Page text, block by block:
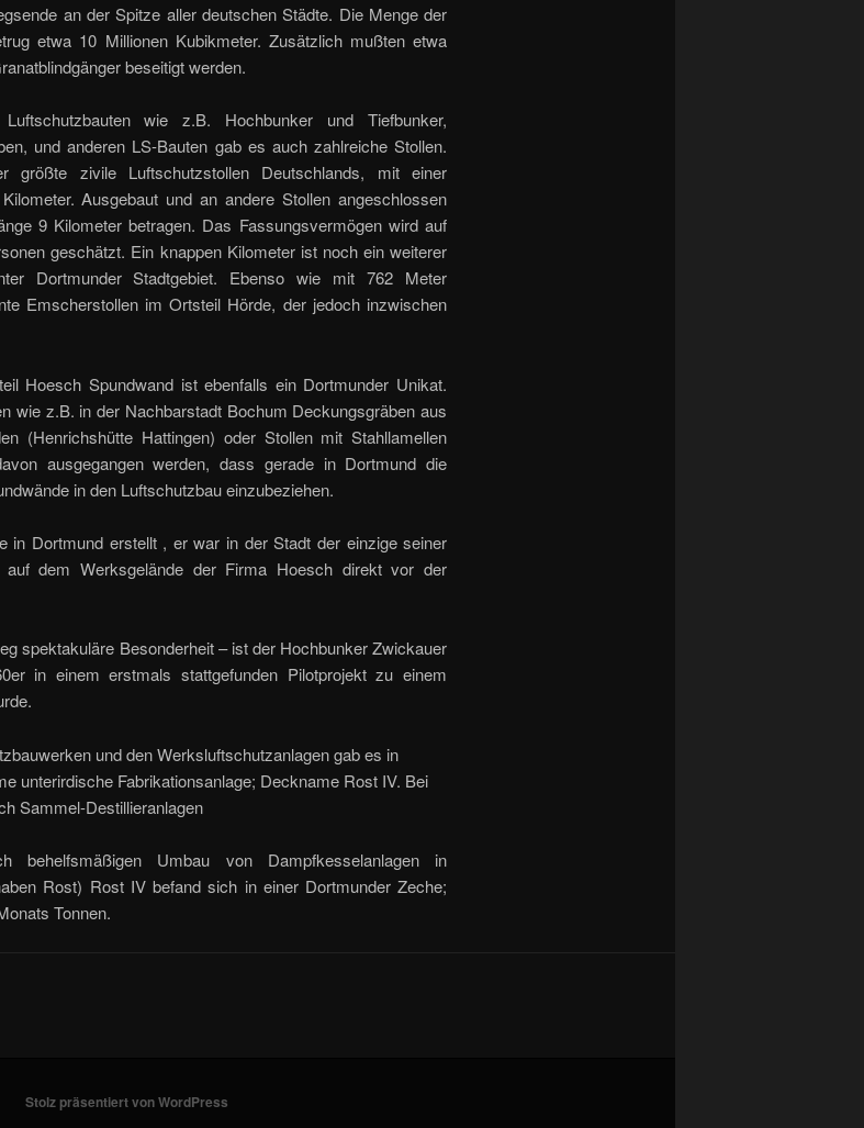
an der Spitze aller deutschen Städte. Die Menge der
etwa 10 Millionen Kubikmeter. Zusätzlich mußten etwa
beseitigt werden.
wie z.B. Hochbunker und Tiefbunker,
und anderen LS-Bauten gab es auch zahlreiche Stollen.
größte zivile Luftschutzstollen Deutschlands, mit einer
Ausgebaut und an andere Stollen angeschlossen
9 Kilometer betragen. Das Fassungsvermögen wird auf
geschätzt. Ein knappen Kilometer ist noch ein weiterer
Dortmunder Stadtgebiet. Ebenso wie mit 762 Meter
Emscherstollen im Ortsteil Hörde, der jedoch inzwischen
Hoesch Spundwand ist ebenfalls ein Dortmunder Unikat.
wie z.B. in der Nachbarstadt Bochum Deckungsgräben aus
(Henrichshütte Hattingen) oder Stollen mit Stahllamellen
ausgegangen werden, dass gerade in Dortmund die
in den Luftschutzbau einzubeziehen.
in Dortmund erstellt , er war in der Stadt der einzige seiner
dem Werksgelände der Firma Hoesch direkt vor der
spektakuläre Besonderheit – ist der Hochbunker Zwickauer
in einem erstmals stattgefunden Pilotprojekt zu einem
und den Werksluftschutzanlagen gab es in
unterirdische Fabrikationsanlage; Deckname Rost IV. Bei
Sammel-Destillieranlagen
behelfsmäßigen Umbau von Dampfkesselanlagen in
Rost) Rost IV befand sich in einer Dortmunder Zeche;
Tonnen.
Stolz präsentiert von WordPress